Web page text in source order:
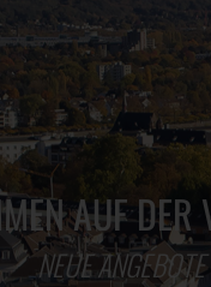
AUF DER
NEUE